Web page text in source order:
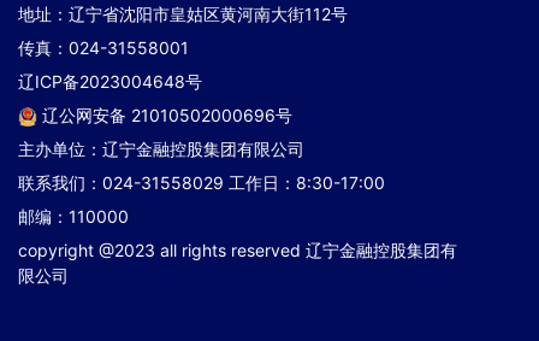
地址：辽宁省沈阳市皇姑区黄河南大街112号
传真：024-31558001
辽ICP备2023004648号
辽公网安备 21010502000696号
主办单位：辽宁金融控股集团有限公司
联系我们：024-31558029 工作日：8:30-17:00
邮编：110000
copyright @2023 all rights reserved 辽宁金融控股集团有
限公司